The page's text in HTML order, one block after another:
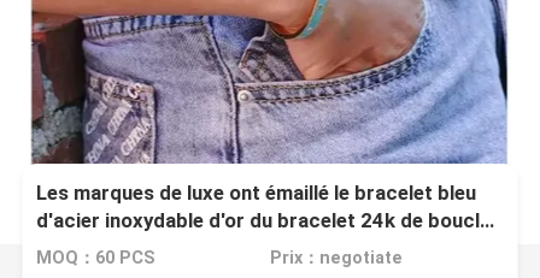
Les marques de luxe ont émaillé le bracelet bleu
d'acier inoxydable d'or du bracelet 24k de boucle
d'amour
MOQ：60 PCS Prix：negotiate